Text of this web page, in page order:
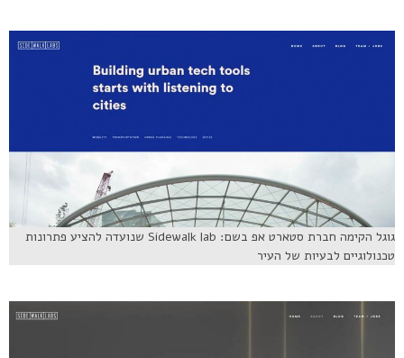
גוגל הקימה חברת סטארט אפ בשם: Sidewalk lab שנועדה להציע פתרונות
טכנולוגיים לבעיות של העיר